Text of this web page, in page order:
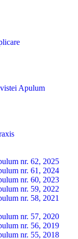
Apulum
nr. 62, 2025
nr. 61, 2024
nr. 60, 2023
nr. 59, 2022
nr. 58, 2021
nr. 57, 2020
nr. 56, 2019
nr. 55, 2018